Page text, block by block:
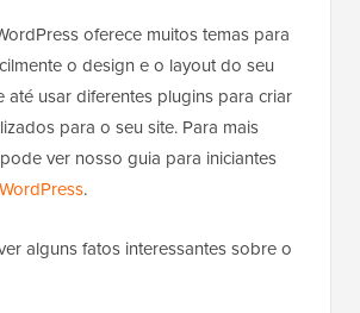
oferece muitos temas para
o design e o layout do seu
até usar diferentes plugins para criar
para o seu site. Para mais
ver nosso guia para iniciantes
.
alguns fatos interessantes sobre o